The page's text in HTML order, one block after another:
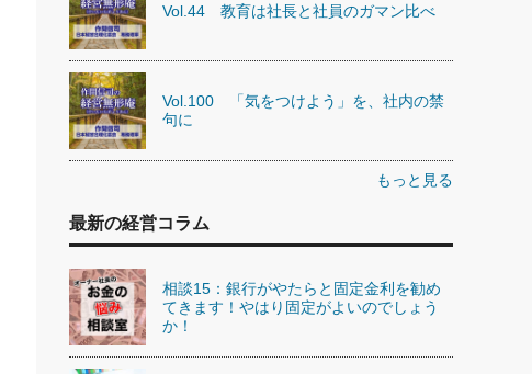
Vol.44 教育は社長と社員のガマン比べ
Vol.100 「気をつけよう」を、社内の禁
句に
もっと見る
最新の経営コラム
相談15：銀行がやたらと固定金利を勧め
てきます！やはり固定がよいのでしょう
か！